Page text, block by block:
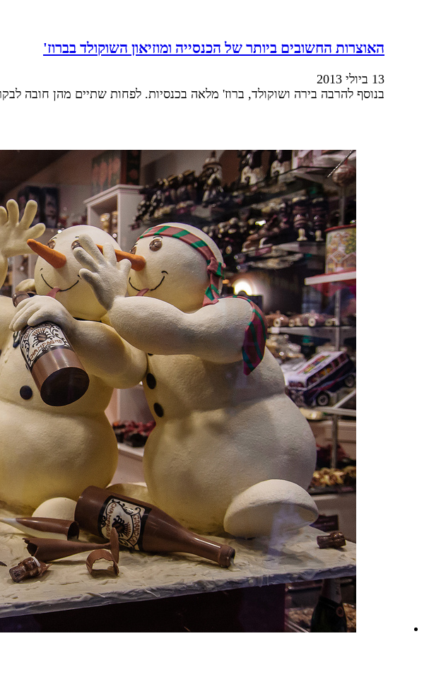
האוצרות החשובים ביותר של הכנסייה ומוזיאון השוקולד בברוז'
13 ביולי 2013
בנוסף להרבה בירה ושוקולד, ברוז' מלאה בכנסיות. לפחות שתיים מהן חובה